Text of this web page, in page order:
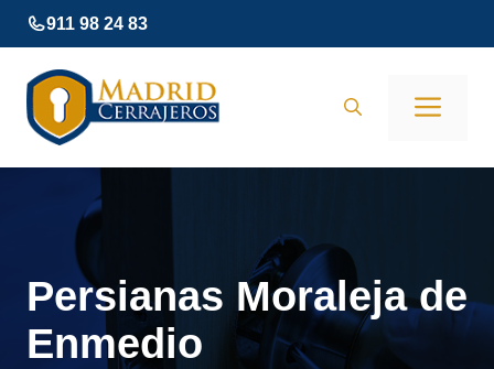
Saltar
al
contenido
911 98 24 83
Persianas Moraleja de
Enmedio